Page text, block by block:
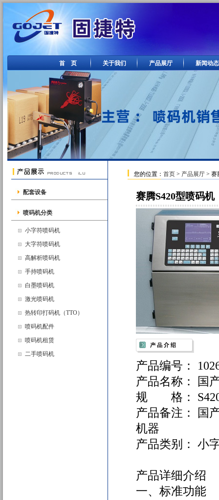
首 页 关于我们 产品展厅 新闻动态
配套设备
喷码机分类
小字符喷码机
大字符喷码机
高解析喷码机
手持喷码机
白墨喷码机
激光喷码机
热转印打码机（TTO）
喷码机配件
喷码机租赁
二手喷码机
您的位置： 首页> 产品展厅> 赛
赛腾S420型喷码机
产品编号：
产品名称： 国
规 格：
产品备注： 国
机器
产品类别： 小
产品详细介绍
一、标准功能